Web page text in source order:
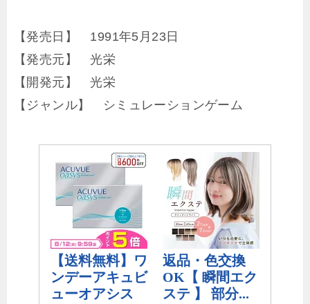
【発売日】 1991年5月23日
【発売元】 光栄
【開発元】 光栄
【ジャンル】 シミュレーションゲーム